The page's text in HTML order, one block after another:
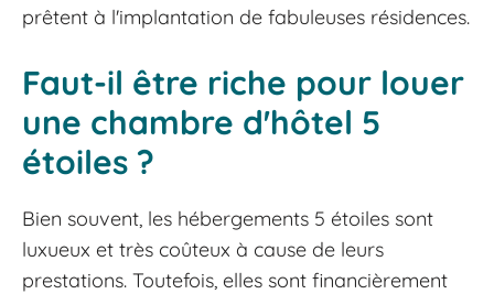
prêtent à l'implantation de fabuleuses résidences.
Faut-il être riche pour louer
une chambre d'hôtel 5
étoiles ?
Bien souvent, les hébergements 5 étoiles sont
luxueux et très coûteux à cause de leurs
prestations. Toutefois, elles sont financièrement